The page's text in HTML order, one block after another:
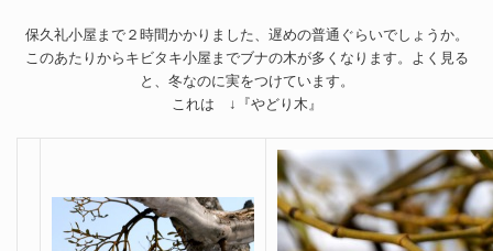
保久礼小屋まで２時間かかりました、遅めの普通ぐらいでしょうか。
このあたりからキビタキ小屋までブナの木が多くなります。よく見る
と、冬なのに実をつけています。
これは ↓『やどり木』